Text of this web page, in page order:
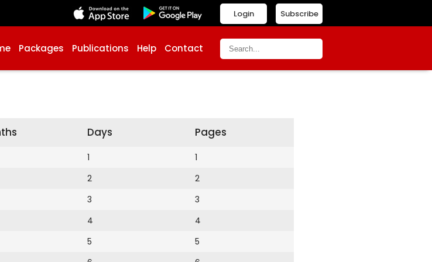
Subscribe
Login
Packages Publications Help Contact
Days
1
2
3
4
5
Pages
1
2
3
4
5